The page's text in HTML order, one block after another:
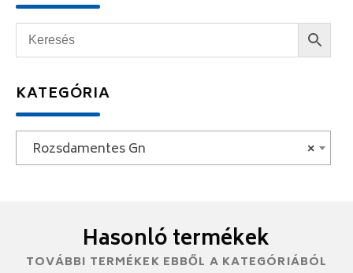
KATEGÓRIA
×
Rozsdamentes Gn
Hasonló termékek
TOVÁBBI TERMÉKEK EBBŐL A KATEGÓRIÁBÓL